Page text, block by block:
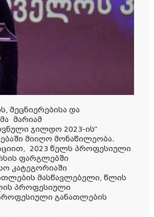
მეცნიერებისა და
მარიამ
ჯილდო 2023-ის“
მიიღო მონაწილეობა.
2023 წელს პროფესიული
ფარგლებში
კატეგორიაში
მასწავლებელი, წლის
პროფესიული
განათლების